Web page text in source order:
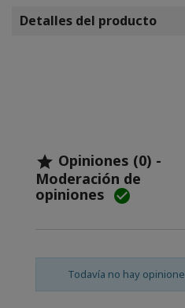
Detalles del producto
 Opiniones (0) -
Moderación de
opiniones 
Todavía no hay